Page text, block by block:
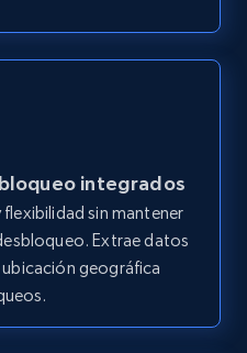
post, and more.
Prueba gratuita
Awg
engagement rate,
Predicted lang,
integrados
sin mantener
Extrae datos
geográfica